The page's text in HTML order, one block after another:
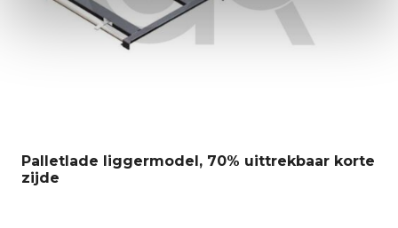
Palletlade liggermodel, 70% uittrekbaar korte
zijde